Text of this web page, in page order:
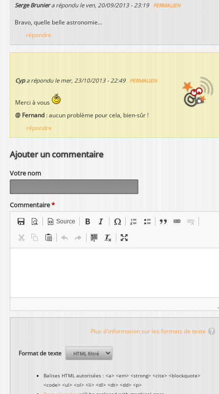
Serge Bruniera répondu le ven, 20/09/2013 - 23:19 PERMALIEN
Bravo, quelle belle astronomie...
répondre
Cypa répondu le mer, 23/10/2013 - 22:49 PERMALIEN
Merci à vous
@ Fernand : aucun problème pour cela, bien-sûr !
répondre
Ajouter un commentaire
Votre nom
Commentaire*
Source
Plus d'information sur les formats de texte
Format de texte
Balises HTML autorisées : <a> <em> <strong> <cite> <blockquote>
<code> <ul> <ol> <li> <dl> <dt> <dd> <p>